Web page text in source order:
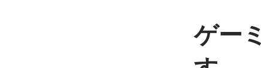
ゲー